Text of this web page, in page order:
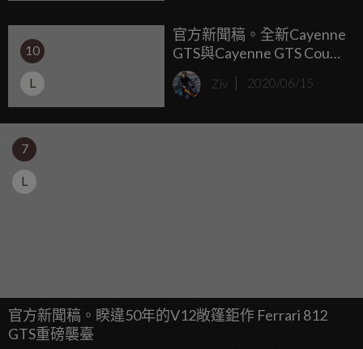
10
L
官方新聞稿。全新Cayenne
GTS與Cayenne GTS Coupé
搭載V8引擎全球亮相
Ziv 2020/06/15
7
L
官方新聞稿。睽違50年的V12敞篷鉅作 Ferrari 812
GTS重磅襲臺